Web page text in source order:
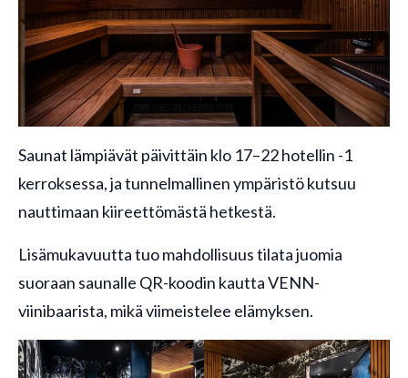
Saunat lämpiävät päivittäin klo 17–22 hotellin -1
kerroksessa, ja tunnelmallinen ympäristö kutsuu
nauttimaan kiireettömästä hetkestä.
Lisämukavuutta tuo mahdollisuus tilata juomia
suoraan saunalle QR-koodin kautta VENN-
viinibaarista, mikä viimeistelee elämyksen.